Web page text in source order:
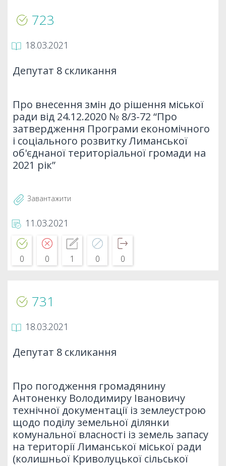
723
18.03.2021
Депутат 8 скликання
Про внесення змін до рішення міської
ради від 24.12.2020 № 8/3-72 “Про
затвердження Програми економічного
і соціального розвитку Лиманської
об'єднаної територіальної громади на
2021 рік”
Завантажити
11.03.2021
0 0 1 0 0
731
18.03.2021
Депутат 8 скликання
Про погодження громадянину
Антоненку Володимиру Івановичу
технічної документації із землеустрою
щодо поділу земельної ділянки
комунальної власності із земель запасу
на території Лиманської міської ради
(колишньої Криволуцької сільської